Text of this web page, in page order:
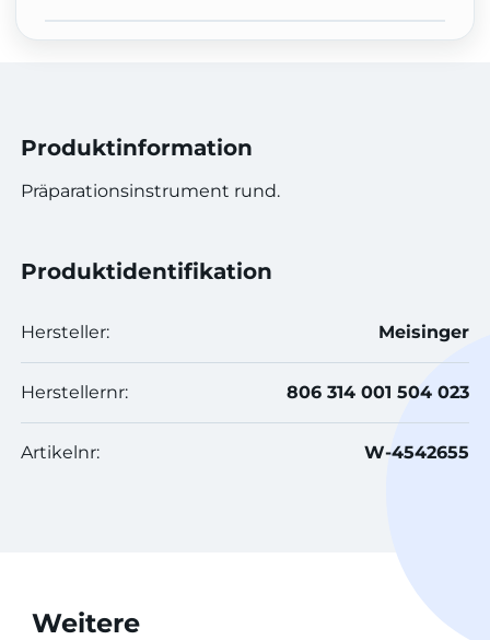
Produktinformation
Präparationsinstrument rund.
Produktidentifikation
Hersteller: Meisinger
Herstellernr: 806 314 001 504 023
Artikelnr: W-4542655
Weitere